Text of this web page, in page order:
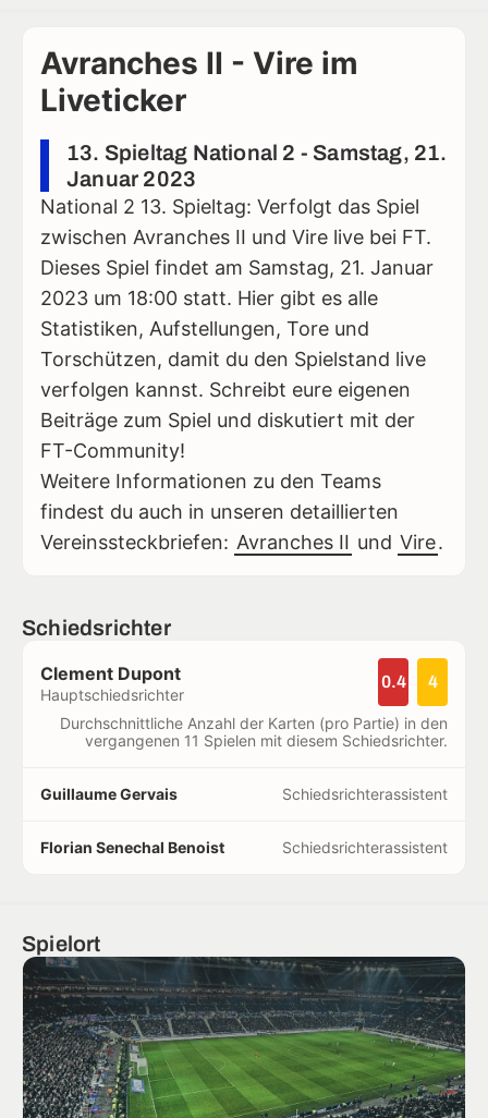
Avranches II - Vire im
Liveticker
13. Spieltag National 2 - Samstag, 21.
Januar 2023
National 2 13. Spieltag: Verfolgt das Spiel
zwischen Avranches II und Vire live bei FT.
Dieses Spiel findet am Samstag, 21. Januar
2023 um 18:00 statt. Hier gibt es alle
Statistiken, Aufstellungen, Tore und
Torschützen, damit du den Spielstand live
verfolgen kannst. Schreibt eure eigenen
Beiträge zum Spiel und diskutiert mit der
FT-Community!
Weitere Informationen zu den Teams
findest du auch in unseren detaillierten
Vereinssteckbriefen: Avranches II und Vire.
Schiedsrichter
Clement Dupont
Hauptschiedsrichter
0.4 4
Durchschnittliche Anzahl der Karten (pro Partie) in den
vergangenen 11 Spielen mit diesem Schiedsrichter.
Guillaume Gervais Schiedsrichterassistent
Florian Senechal Benoist Schiedsrichterassistent
Spielort